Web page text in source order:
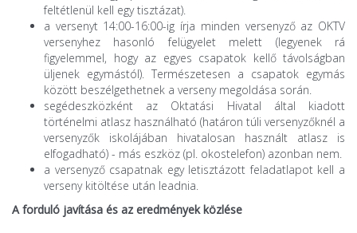
feltétlenül kell egy tisztázat).
a versenyt 14:00-16:00-ig írja minden versenyző az OKTV
versenyhez hasonló felügyelet melett (legyenek rá
figyelemmel, hogy az egyes csapatok kellő távolságban
üljenek egymástól). Természetesen a csapatok egymás
között beszélgethetnek a verseny megoldása során.
segédeszközként az Oktatási Hivatal által kiadott
történelmi atlasz használható (határon túli versenyzőknél a
versenyzők iskolájában hivatalosan használt atlasz is
elfogadható) - más eszköz (pl. okostelefon) azonban nem.
a versenyző csapatnak egy letisztázott feladatlapot kell a
verseny kitöltése után leadnia.
A forduló javítása és az eredmények közlése